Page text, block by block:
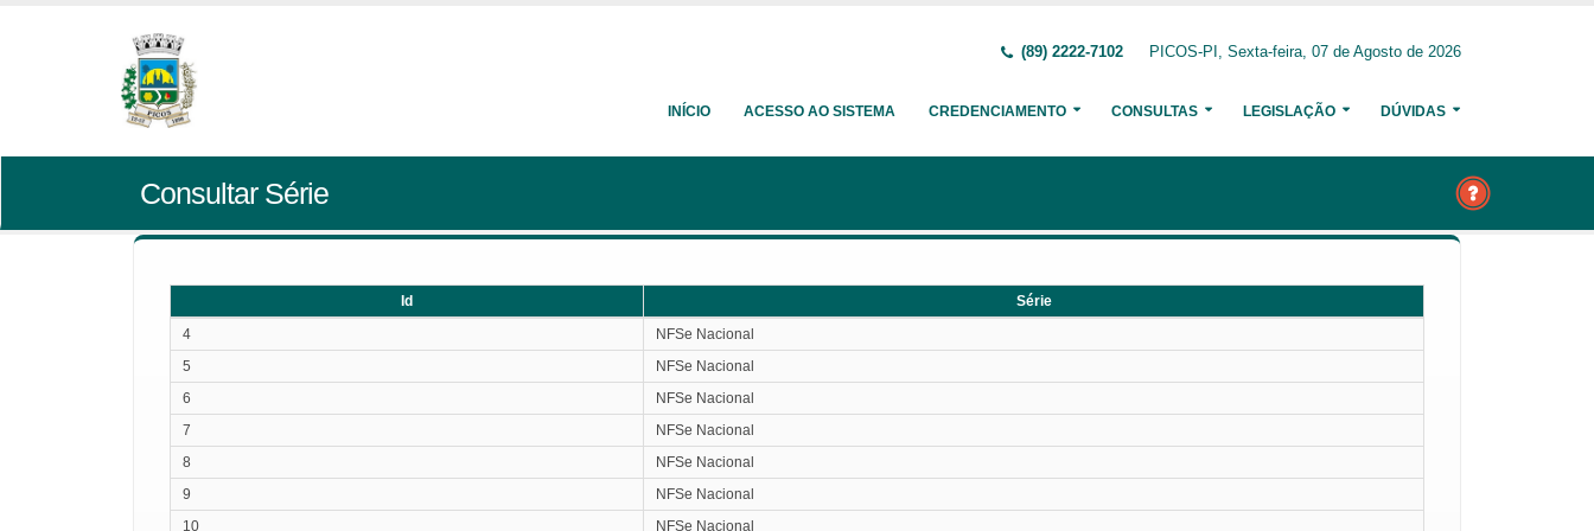
(89) 2222-7102 PICOS-PI, Sexta-feira, 07 de Agosto de 2026
INÍCIO ACESSO AO SISTEMA CREDENCIAMENTO CONSULTAS LEGISLAÇÃO DÚVIDAS
Consultar Série
Id
Série
4
NFSe Nacional
5
NFSe Nacional
6
NFSe Nacional
7
NFSe Nacional
8
NFSe Nacional
9
NFSe Nacional
10
NFSe Nacional